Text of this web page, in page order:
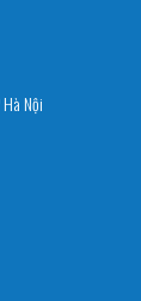
Nội